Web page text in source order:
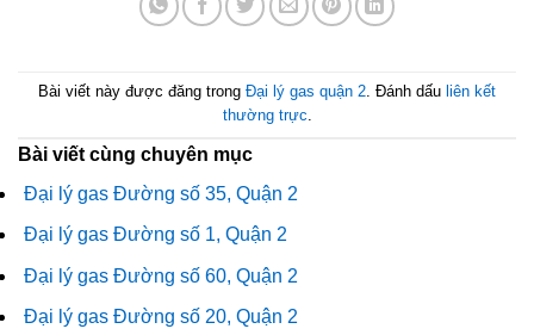
Bài viết này được đăng trong Đại lý gas quận 2 . Đánh dấu liên kết
thường trực
Bài viết cùng chuyên mục
Đại lý gas Đường số 35, Quận 2
Đại lý gas Đường số 1, Quận 2
Đại lý gas Đường số 60, Quận 2
Đại lý gas Đường số 20, Quận 2